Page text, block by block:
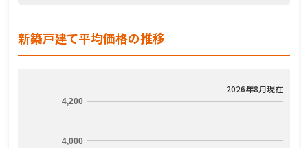
新築戸建て平均価格の推移
2026年8月現在
4,000
4,200